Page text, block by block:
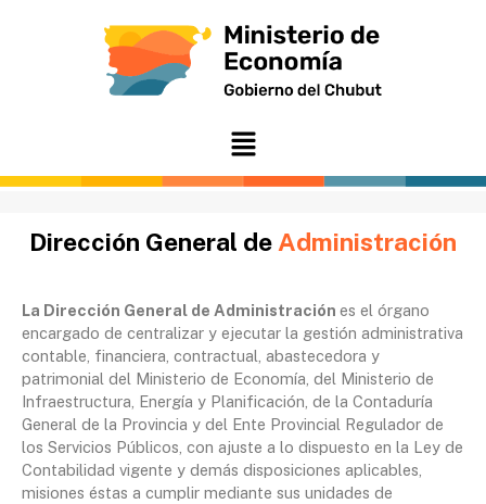
Menú
Dirección General de Administración
La Dirección General de Administración es el órgano
encargado de centralizar y ejecutar la gestión administrativa
contable, financiera, contractual, abastecedora y
patrimonial del Ministerio de Economía, del Ministerio de
Infraestructura, Energía y Planificación, de la Contaduría
General de la Provincia y del Ente Provincial Regulador de
los Servicios Públicos, con ajuste a lo dispuesto en la Ley de
Contabilidad vigente y demás disposiciones aplicables,
misiones éstas a cumplir mediante sus unidades de